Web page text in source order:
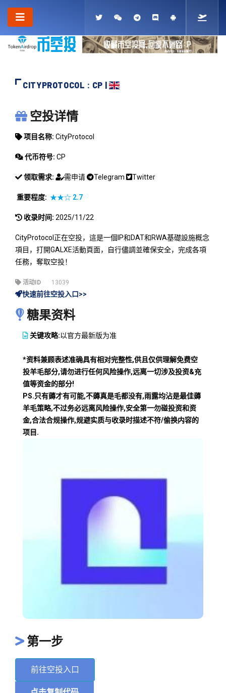
CITYPROTOCOL : CP |
CITYPROTOCOL
空投详情
项目名称: CityProtocol
代币符号: CP
领取需求: 需申请 Telegram Twitter
重要程度: ★★☆ 2.7
收录时间: 2025/11/22
CityProtocol正在空投，這是一個IP和DAT和RWA基礎設施概念
項目，打開GALXE活動頁面，自行儘調並確保安全，完成各項
任務，奪取空投！
活动ID 13039
快速前往空投入口>>
糖果资料
关键攻略:以官方最新版为准
*资料兼顾表述准确具有相对完整性,供且仅供理解免费空
投羊毛部分,请勿进行任何风险操作,远离一切涉及投资&充
值等资金的部分!
PS.只有薅才有可能,不薅真是毛都没有,雨露均沾是最佳薅
羊毛策略,不过务必远离风险操作,安全第一勿碰投资和资
金,合法合规操作,规避实质与收录时描述不符/偷换内容的
项目.
第一步
前往空投入口